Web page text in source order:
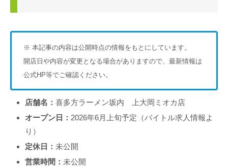
※ 本記事の内容は公開時点の情報をもとにしています。
開店日や内容が変更となる場合がありますので、最新情報は
公式HP等でご確認ください。
店舗名： 喜多方ラーメン坂内 上大岡ミオカ店
オープン日： 2026年6月上旬予定（バイトル求人情報よ
り）
定休日： 未公開
営業時間： 未公開